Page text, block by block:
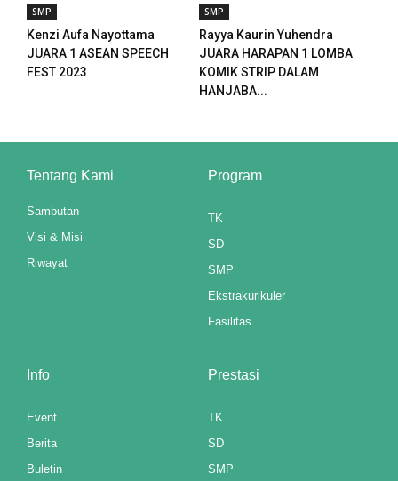
2023
SMP
Kenzi Aufa Nayottama
JUARA 1 ASEAN SPEECH
FEST 2023
SMP
Rayya Kaurin Yuhendra
JUARA HARAPAN 1 LOMBA
KOMIK STRIP DALAM
HANJABA...
Tentang Kami
Sambutan
Visi & Misi
Riwayat
Program
TK
SD
SMP
Ekstrakurikuler
Fasilitas
Info
Event
Berita
Buletin
Prestasi
TK
SD
SMP